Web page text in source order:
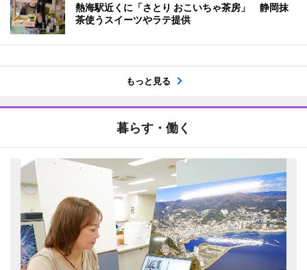
熱海駅近くに「さとり おこいちゃ茶房」 静岡抹
茶使うスイーツやラテ提供
もっと見る
暮らす・働く